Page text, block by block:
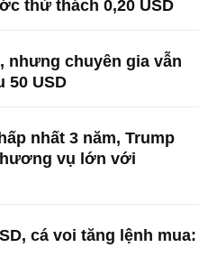
thử thách 0,20 USD
nhưng chuyên gia vẫn
50 USD
nhất 3 năm, Trump
vụ lớn với
cá voi tăng lệnh mua: